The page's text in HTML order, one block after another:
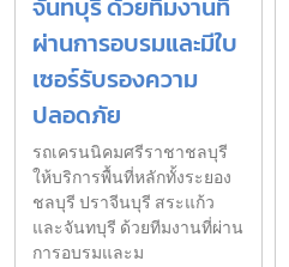
ผ่านการอบรมและมีใบ
เซอร์รับรองความ
ปลอดภัย
รถเครนนิคมศรีราชาชลบุรี
ให้บริการพื้นที่หลักทั้งระยอง
ชลบุรี ปราจีนบุรี สระแก้ว
และจันทบุรี ด้วยทีมงานที่ผ่าน
การอบรมและม